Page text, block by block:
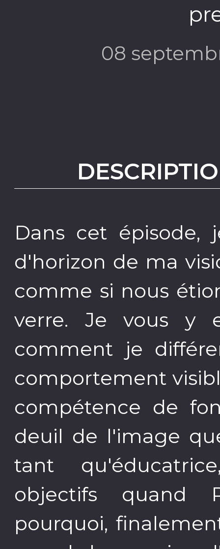
08
Dans cet épisode,
d'horizon de ma
comme si nous
verre. Je vous y
comment je
comportement
compétence de
deuil de l'image
tant
objectifs quand
pourquoi,